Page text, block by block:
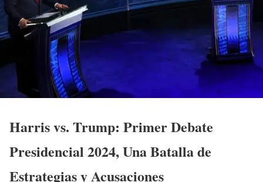
Harris vs. Trump: Primer Debate
Presidencial 2024, Una Batalla de
Estrategias y Acusaciones